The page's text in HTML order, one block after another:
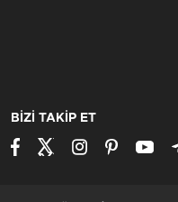
BİZİ TAKİP ET